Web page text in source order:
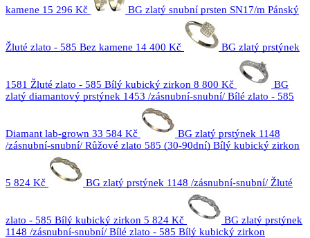
kamene 15 296 Kč BG zlatý snubní prsten SN17/m Pánský
Žluté zlato - 585 Bez kamene 14 400 Kč BG zlatý prstýnek
1581 Žluté zlato - 585 Bílý kubický zirkon 8 800 Kč
BG
zlatý diamantový prstýnek 1453 /zásnubní-snubní/ Bílé zlato - 585
Diamant lab-grown 33 584 Kč
BG zlatý prstýnek 1148
/zásnubní-snubní/ Růžové zlato 585 (30-90dní) Bílý kubický zirkon
5 824 Kč BG zlatý prstýnek 1148 /zásnubní-snubní/ Žluté
zlato - 585 Bílý kubický zirkon 5 824 Kč
BG zlatý prstýnek
1148 /zásnubní-snubní/ Bílé zlato - 585 Bílý kubický zirkon